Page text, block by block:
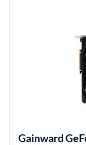
Gainward